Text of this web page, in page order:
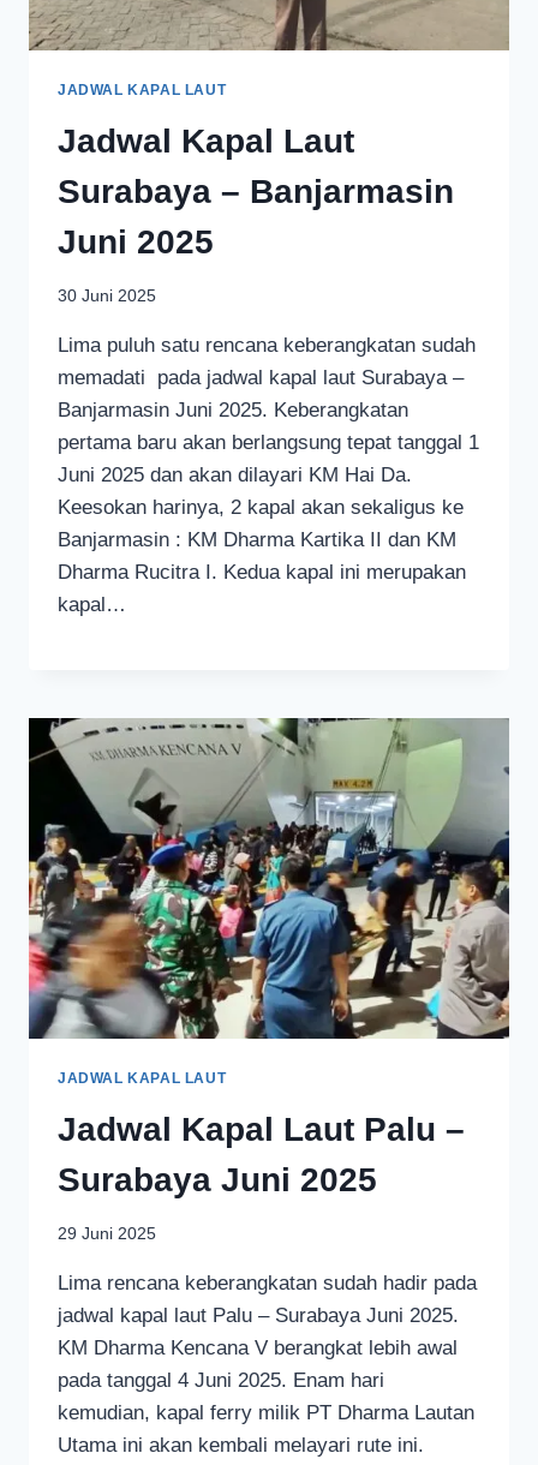
JADWAL KAPAL LAUT
Jadwal Kapal Laut
Surabaya – Banjarmasin
Juni 2025
30 Juni 2025
Lima puluh satu rencana keberangkatan sudah
memadati pada jadwal kapal laut Surabaya –
Banjarmasin Juni 2025. Keberangkatan
pertama baru akan berlangsung tepat tanggal 1
Juni 2025 dan akan dilayari KM Hai Da.
Keesokan harinya, 2 kapal akan sekaligus ke
Banjarmasin : KM Dharma Kartika II dan KM
Dharma Rucitra I. Kedua kapal ini merupakan
kapal…
JADWAL KAPAL LAUT
Jadwal Kapal Laut Palu –
Surabaya Juni 2025
29 Juni 2025
Lima rencana keberangkatan sudah hadir pada
jadwal kapal laut Palu – Surabaya Juni 2025.
KM Dharma Kencana V berangkat lebih awal
pada tanggal 4 Juni 2025. Enam hari
kemudian, kapal ferry milik PT Dharma Lautan
Utama ini akan kembali melayari rute ini.